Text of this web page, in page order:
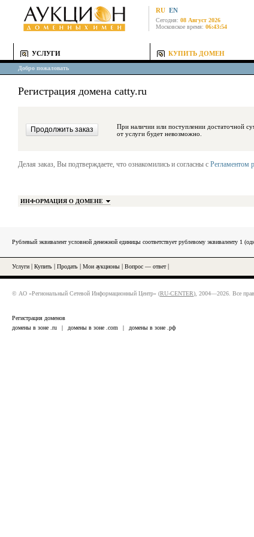
RU EN
Сегодня: 08 Август 2026
Московское время: 06:43:54
УСЛУГИ КУПИТЬ ДОМЕН
Добро пожаловать
Регистрация домена catty.ru
При наличии или поступлении достаточной суммы, средства
от услуги будет невозможно.
Делая заказ, Вы подтверждаете, что ознакомились и согласны с Регламентом
ИНФОРМАЦИЯ О ДОМЕНЕ
Рублевый эквивалент условной денежной единицы соответствует рублевому эквиваленту
Услуги Купить Продать Мои аукционы Вопрос — ответ|
© АО «Региональный Сетевой Информационный Центр» (RU-CENTER), 2004—2026. Все
Регистрация доменов
домены в зоне .ru
| домены в зоне .com | домены в зоне .рф